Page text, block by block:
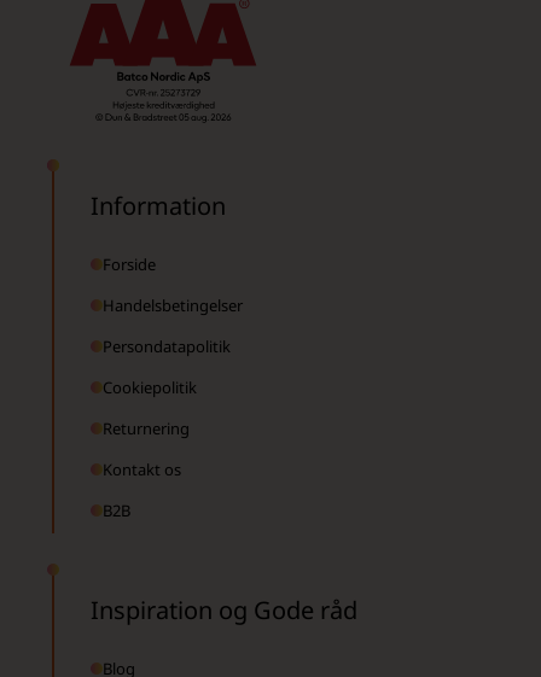
Information
Forside
Handelsbetingelser
Persondatapolitik
Cookiepolitik
Returnering
Kontakt os
B2B
Inspiration og Gode råd
Blog